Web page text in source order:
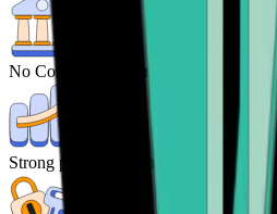
No Control from central Banks
Strong potential for high returns